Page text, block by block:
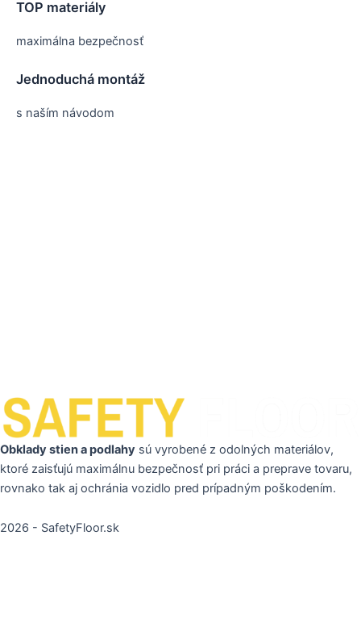
TOP materiály
maximálna bezpečnosť
Jednoduchá montáž
s naším návodom
Obklady stien a podlahy sú vyrobené z odolných materiálov,
ktoré zaisťujú maximálnu bezpečnosť pri práci a preprave tovaru,
rovnako tak aj ochránia vozidlo pred prípadným poškodením.
2026 - SafetyFloor.sk